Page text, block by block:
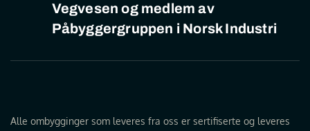
Vegvesen og medlem av
Påbyggergruppen i Norsk Industri
Alle ombygginger som leveres fra oss er sertifiserte og leveres